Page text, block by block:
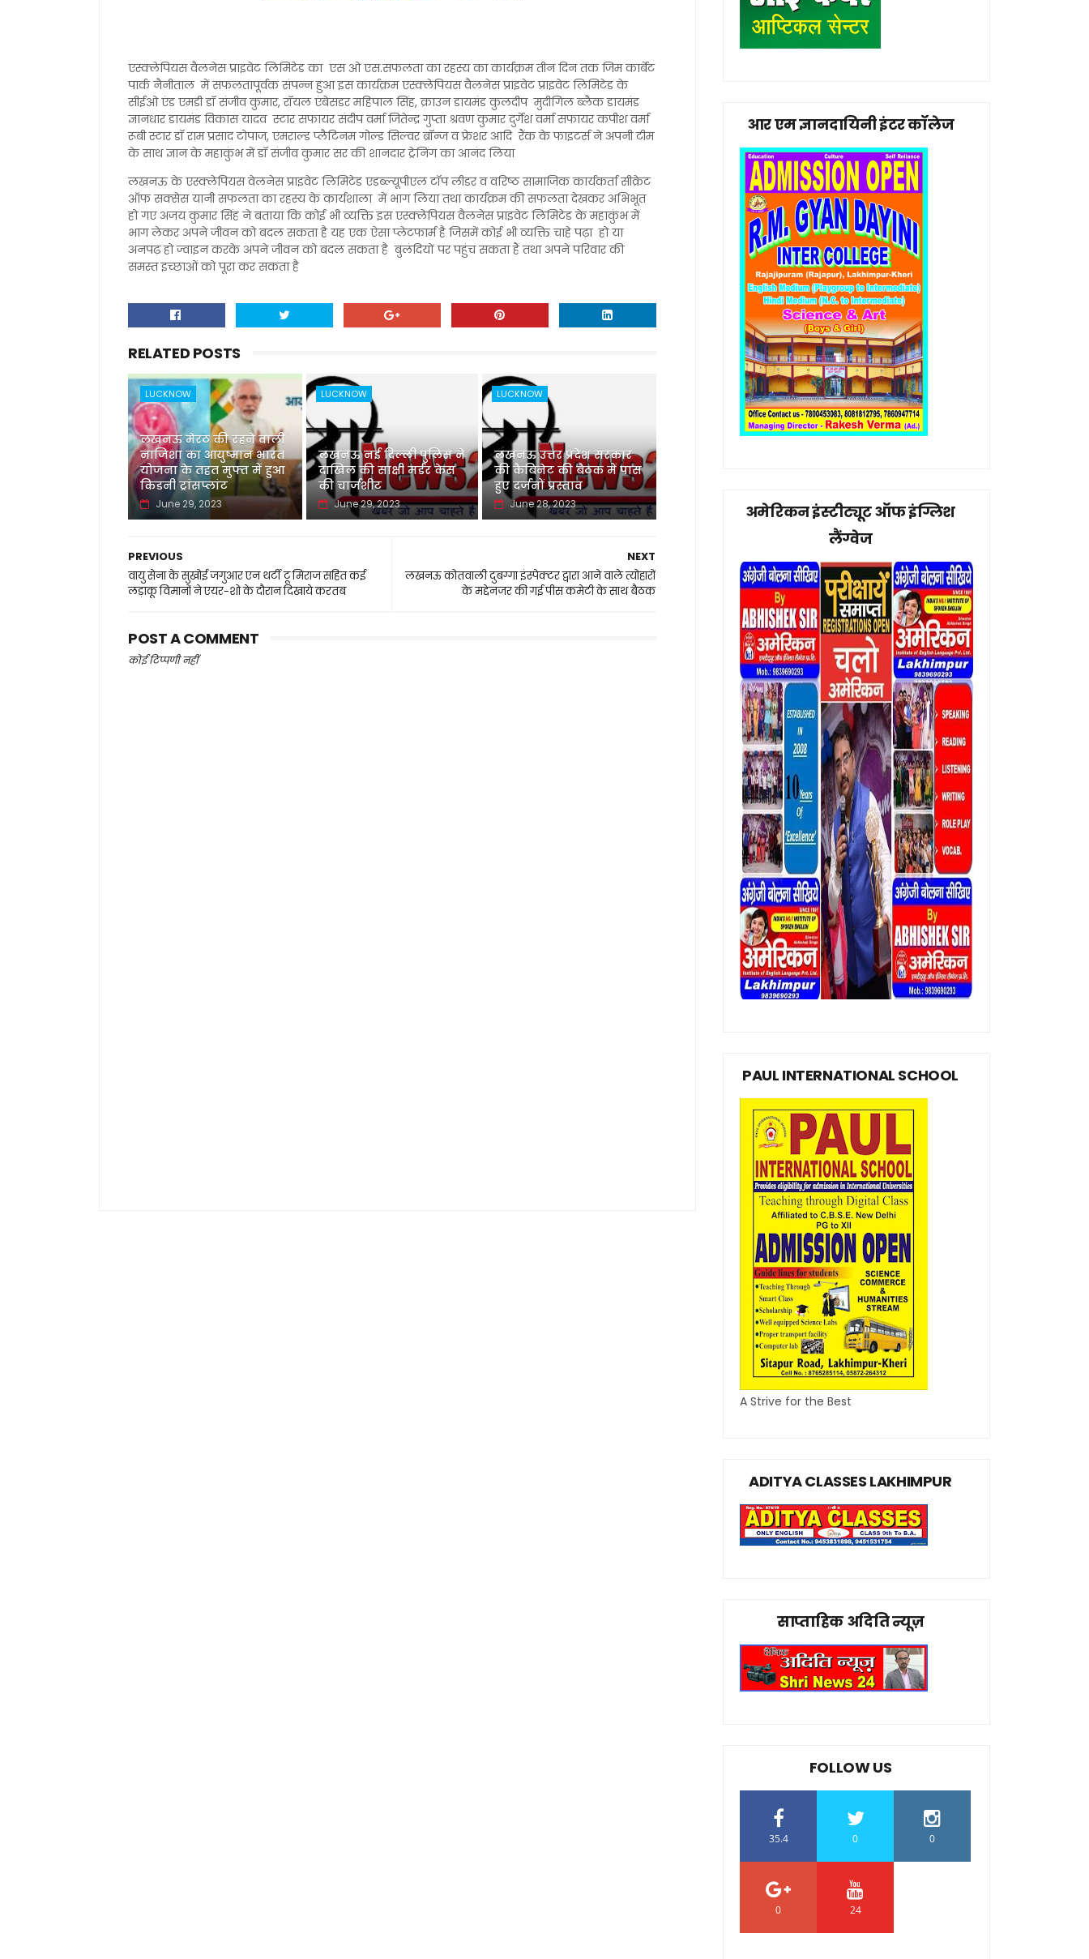
एस्क्लेपियस वैलनेस प्राइवेट लिमिटेड का एस ओ एस.सफलता का रहस्य का कार्यक्रम तीन दिन तक जिम कार्बेट
पार्क नैनीताल में सफलतापूर्वक संपन्न हुआ इस कार्यक्रम एस्क्लेपियस वैलनेस प्राइवेट प्राइवेट लिमिटेड के
सीईओ एंड एमडी डॉ संजीव कुमार, रॉयल एंबेसडर महिपाल सिंह, क्राउन डायमंड कुलदीप मुदीगिल ब्लैक डायमंड
ज्ञानधार डायमंड विकास यादव स्टार सफायर संदीप वर्मा जितेन्द्र गुप्ता श्रवण कुमार दुर्गेश वर्मा सफायर कपीश वर्मा
रूबी स्टार डॉ राम प्रसाद टोपाज, एमराल्ड प्लैटिनम गोल्ड सिल्वर ब्रॉन्ज व फ्रेशर आदि रैंक के फाइटर्स ने अपनी टीम
के साथ ज्ञान के महाकुंभ में डॉ संजीव कुमार सर की शानदार ट्रेनिंग का आनंद लिया
लखनऊ के एस्क्लेपियस वेलनेस प्राइवेट लिमिटेड एडब्ल्यूपीएल टॉप लीडर व वरिष्ठ सामाजिक कार्यकर्ता सीक्रेट
ऑफ सक्सेस यानी सफलता का रहस्य के कार्यशाला में भाग लिया तथा कार्यक्रम की सफलता देखकर अभिभूत
हो गए अजय कुमार सिंह ने बताया कि कोई भी व्यक्ति इस एस्क्लेपियस वैलनेस प्राइवेट लिमिटेड के महाकुंभ में
भाग लेकर अपने जीवन को बदल सकता है यह एक ऐसा प्लेटफार्म है जिसमें कोई भी व्यक्ति चाहे पढ़ा हो या
अनपढ़ हो ज्वाइन करके अपने जीवन को बदल सकता है बुलंदियों पर पहुंच सकता हैं तथा अपने परिवार की
समस्त इच्छाओं को पूरा कर सकता है
RELATED POSTS
LUCKNOW
लखनऊ मेरठ की रहने वाली
नाजिशा का आयुष्मान भारत
योजना के तहत मुफ्त में हुआ
किडनी ट्रांसप्लांट
June 29, 2023
LUCKNOW
लखनऊ नई दिल्ली पुलिस ने
दाखिल की साक्षी मर्डर केस
की चार्जशीट
June 29, 2023
LUCKNOW
लखनऊ उत्तर प्रदेश सरकार
की कैबिनेट की बैठक में पास
हुए दर्जनों प्रस्ताव
June 28, 2023
NEXT
लखनऊ कोतवाली दुबग्गा इंस्पेक्टर द्वारा आने वाले त्योहारों
के मद्देनजर की गई पीस कमेटी के साथ बैठक
PREVIOUS
वायु सेना के सुखोई जगुआर एन थर्टी टू मिराज सहित कई
लड़ाकू विमानों ने एयर-शो के दौरान दिखाये करतब
POST A COMMENT
कोई टिप्पणी नहीं
आर एम ज्ञानदायिनी इंटर कॉलेज
अमेरिकन इंस्टीट्यूट ऑफ इंग्लिश
लैंग्वेज
PAUL INTERNATIONAL SCHOOL
A Strive for the Best
ADITYA CLASSES LAKHIMPUR
साप्ताहिक अदिति न्यूज़
FOLLOW US
35.4 0 0
0 24